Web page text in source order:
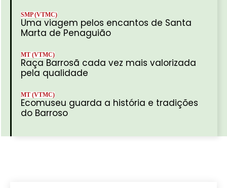
SMP (VTMC)
Uma viagem pelos encantos de Santa
Marta de Penaguião
MT (VTMC)
Raça Barrosã cada vez mais valorizada
pela qualidade
MT (VTMC)
Ecomuseu guarda a história e tradições
do Barroso